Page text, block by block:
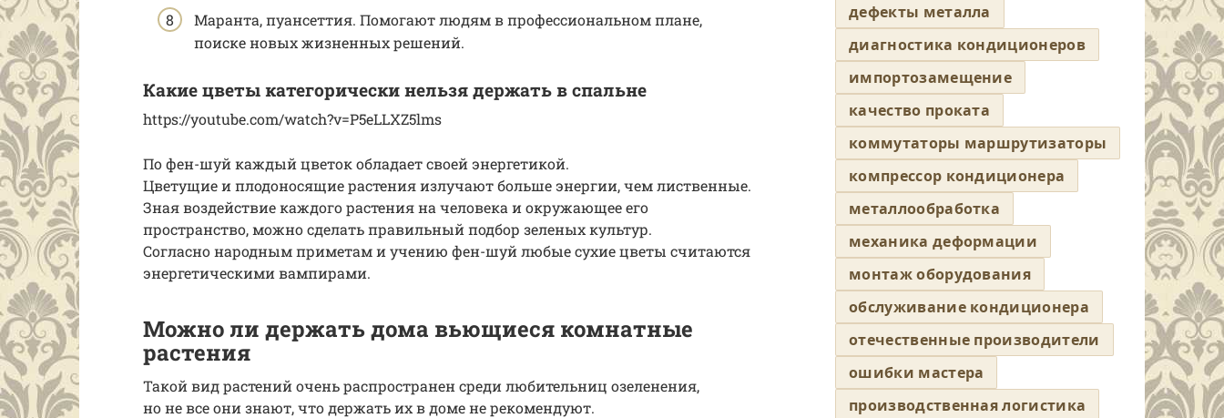
Маранта, пуансеттия. Помогают людям в профессиональном плане,
поиске новых жизненных решений.
Какие цветы категорически нельзя держать в спальне
https://youtube.com/watch?v=P5eLLXZ5lms
По фен-шуй каждый цветок обладает своей энергетикой.
Цветущие и плодоносящие растения излучают больше энергии, чем лиственные.
Зная воздействие каждого растения на человека и окружающее его
пространство, можно сделать правильный подбор зеленых культур.
Согласно народным приметам и учению фен-шуй любые сухие цветы считаются
энергетическими вампирами.
Можно ли держать дома вьющиеся комнатные
растения
Такой вид растений очень распространен среди любительниц озеленения,
но не все они знают, что держать их в доме не рекомендуют.
дефекты металла
диагностика кондиционеров
импортозамещение
качество проката
коммутаторы маршрутизаторы
компрессор кондиционера
металлообработка
механика деформации
монтаж оборудования
обслуживание кондиционера
отечественные производители
ошибки мастера
производственная логистика